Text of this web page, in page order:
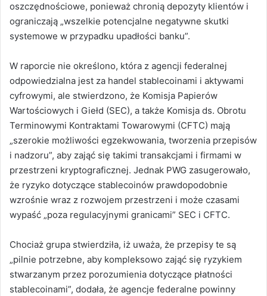
oszczędnościowe, ponieważ chronią depozyty klientów i
ograniczają „wszelkie potencjalne negatywne skutki
systemowe w przypadku upadłości banku”.
W raporcie nie określono, która z agencji federalnej
odpowiedzialna jest za handel stablecoinami i aktywami
cyfrowymi, ale stwierdzono, że Komisja Papierów
Wartościowych i Giełd (SEC), a także Komisja ds. Obrotu
Terminowymi Kontraktami Towarowymi (CFTC) mają
„szerokie możliwości egzekwowania, tworzenia przepisów
i nadzoru”, aby zająć się takimi transakcjami i firmami w
przestrzeni kryptograficznej. Jednak PWG zasugerowało,
że ryzyko dotyczące stablecoinów prawdopodobnie
wzrośnie wraz z rozwojem przestrzeni i może czasami
wypaść „poza regulacyjnymi granicami” SEC i CFTC.
Chociaż grupa stwierdziła, iż uważa, że przepisy te są
„pilnie potrzebne, aby kompleksowo zająć się ryzykiem
stwarzanym przez porozumienia dotyczące płatności
stablecoinami”, dodała, że agencje federalne powinny